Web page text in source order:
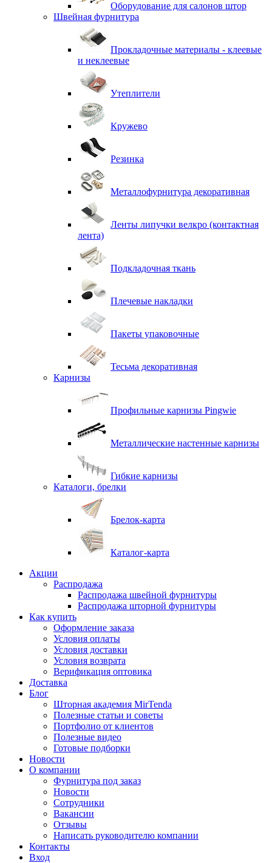
Оборудование для салонов штор
Швейная фурнитура
Прокладочные материалы - клеевые
и неклеевые
Утеплители
Кружево
Резинка
Металлофурнитура декоративная
Ленты липучки велкро (контактная
лента)
Подкладочная ткань
Плечевые накладки
Пакеты упаковочные
Тесьма декоративная
Карнизы
Профильные карнизы Pingwie
Металлические настенные карнизы
Гибкие карнизы
Каталоги, брелки
Брелок-карта
Каталог-карта
Акции
Распродажа
Распродажа швейной фурнитуры
Распродажа шторной фурнитуры
Как купить
Оформление заказа
Условия оплаты
Условия доставки
Условия возврата
Верификация оптовика
Доставка
Блог
Шторная академия MirTenda
Полезные статьи и советы
Портфолио от клиентов
Полезные видео
Готовые подборки
Новости
О компании
Фурнитура под заказ
Новости
Сотрудники
Вакансии
Отзывы
Написать руководителю компании
Контакты
Вход